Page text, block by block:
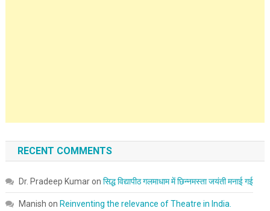
RECENT COMMENTS
Dr. Pradeep Kumaron सिद्ध विद्यापीठ गलमाधाम में छिन्नमस्ता जयंती मनाई गई
Manish on Reinventing the relevance of Theatre in India.